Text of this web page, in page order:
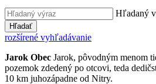
Hľadaný
Hľadať
rozšírené vyhľadávanie
Jarok Obec Jarok, pôvodným menom
pozemok zdedený po otcovi, teda
10 km juhozápadne od Nitry.